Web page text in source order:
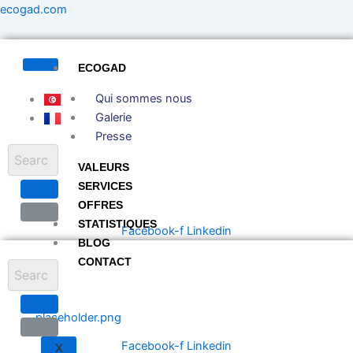
Aller
ecogad.com
ECOGAD
Qui sommes nous
Galerie
Presse
VALEURS
SERVICES
OFFRES
STATISTIQUES
BLOG
CONTACT
X
Facebook-f Linkedin
Facebook-f Linkedin